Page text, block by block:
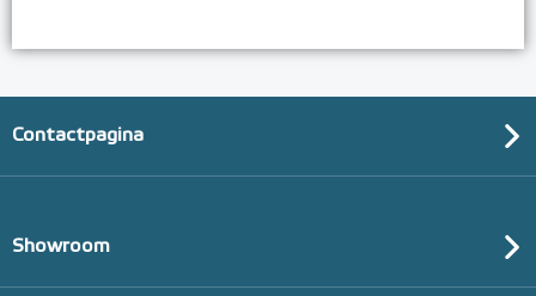
Contactpagina
Showroom